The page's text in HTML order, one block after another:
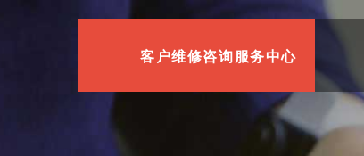
客户维修咨询服务中心